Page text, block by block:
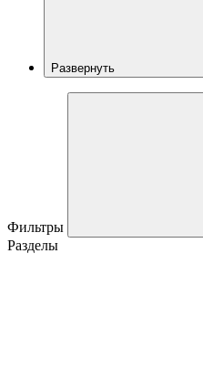
Развернуть
Фильтры
Разделы